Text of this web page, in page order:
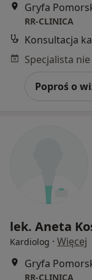
Gryfa
RR-CLINICA
Konsultacja
Poproś o
lek. Aneta
Kardiolog · Więcej
Gryfa
RR-CLINICA